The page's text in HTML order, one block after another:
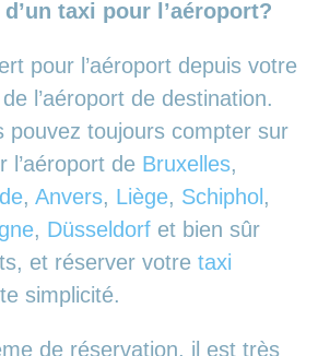
taxi pour l’aéroport?
pour l’aéroport depuis votre
l’aéroport de destination.
pouvez toujours compter sur
l’aéroport de Bruxelles,
, Anvers, Liège, Schiphol ,
, Düsseldorf et bien sûr
et réserver votre taxi
simplicité.
de réservation, il est très